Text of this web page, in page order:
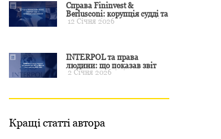
Справа Fininvest &
Berlusconi: корупція судді та
презумпція невинуватості
12 Січня 2026
INTERPOL та права
людини: що показав звіт
CCF за 2024 рік і чого чекати
2 Січня 2026
Кращі статті автора